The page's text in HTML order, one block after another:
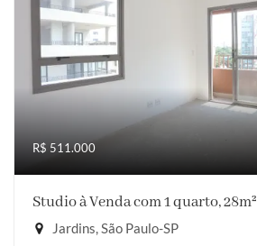
R$ 511.000
Studio à Venda com 1 quarto, 28m²
Jardins, São Paulo-SP